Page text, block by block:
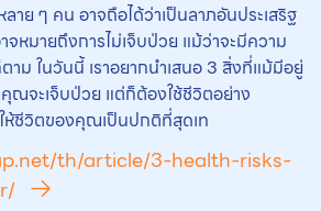
าย ๆ คน อาจถือได้ว่าเป็นลาภอันประเสริฐ
หมายถึงการไม่เจ็บป่วย แม้ว่าจะมีความ
ม ในวันนี้ เราอยากนำเสนอ 3 สิ่งที่แม้มีอยู่
คุณจะเจ็บป่วย แต่ก็ต้องใช้ชีวิตอย่าง
ห้ชีวิตของคุณเป็นปกติที่สุดเท
th/article/3-health-risks-